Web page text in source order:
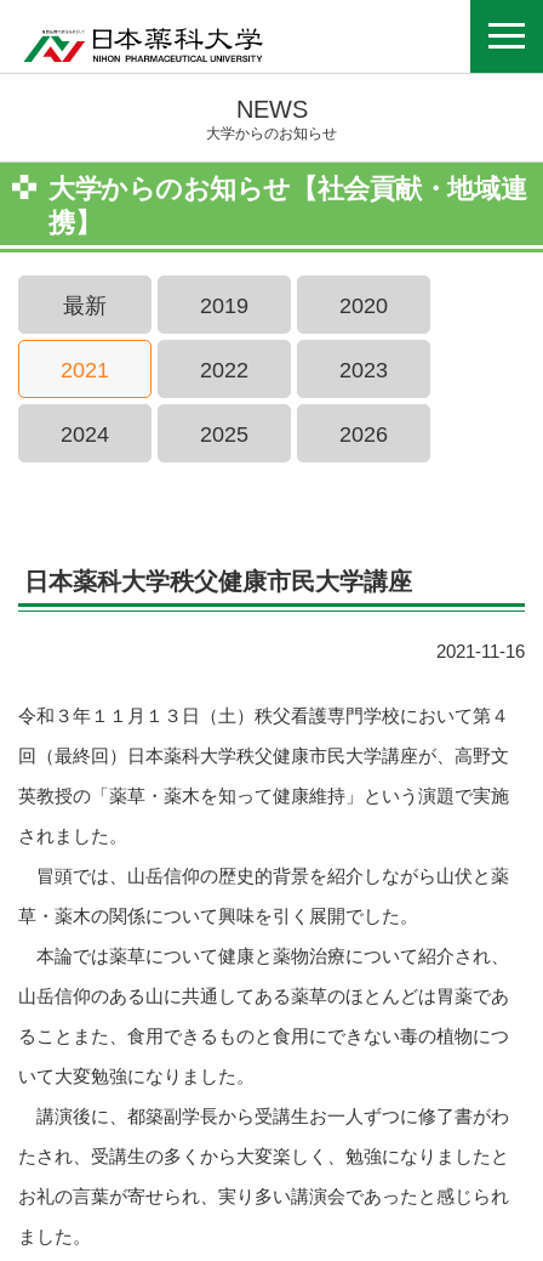
NEWS
大学からのお知らせ
大学からのお知らせ【社会貢献・地域連
携】
最新 2019 2020
2021 2022 2023
2024 2025 2026
日本薬科大学秩父健康市民大学講座
2021-11-16
令和３年１１月１３日（土）秩父看護専門学校において第４
回（最終回）日本薬科大学秩父健康市民大学講座が、高野文
英教授の「薬草・薬木を知って健康維持」という演題で実施
されました。
冒頭では、山岳信仰の歴史的背景を紹介しながら山伏と薬
草・薬木の関係について興味を引く展開でした。
本論では薬草について健康と薬物治療について紹介され、
山岳信仰のある山に共通してある薬草のほとんどは胃薬であ
ることまた、食用できるものと食用にできない毒の植物につ
いて大変勉強になりました。
講演後に、都築副学長から受講生お一人ずつに修了書がわ
たされ、受講生の多くから大変楽しく、勉強になりましたと
お礼の言葉が寄せられ、実り多い講演会であったと感じられ
ました。